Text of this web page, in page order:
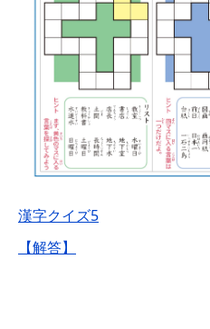
漢字クイズ5
【解答】